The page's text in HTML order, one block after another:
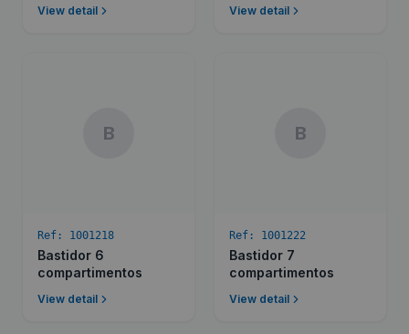
View detail View detail
B
Ref: 1001218
Bastidor 6
compartimentos
View detail
B
Ref: 1001222
Bastidor 7
compartimentos
View detail